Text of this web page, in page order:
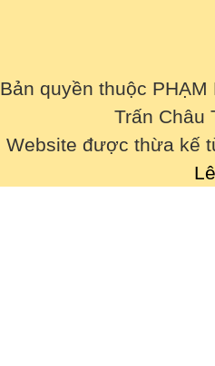
Bản quyền thuộc
Trấn Châu
Website được thừa kế